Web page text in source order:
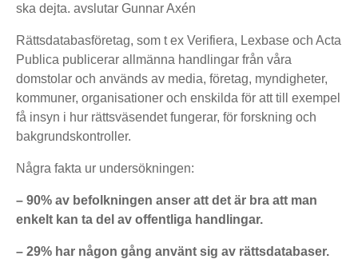
ska dejta. avslutar Gunnar Axén
Rättsdatabasföretag, som t ex Verifiera, Lexbase och Acta
Publica publicerar allmänna handlingar från våra
domstolar och används av media, företag, myndigheter,
kommuner, organisationer och enskilda för att till exempel
få insyn i hur rättsväsendet fungerar, för forskning och
bakgrundskontroller.
Några fakta ur undersökningen:
– 90% av befolkningen anser att det är bra att man
enkelt kan ta del av offentliga handlingar.
– 29% har någon gång använt sig av rättsdatabaser.